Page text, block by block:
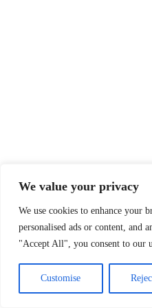
We value your privacy
We use cookies to enhance your
personalised ads or content, and
"Accept All", you consent to our
Customise